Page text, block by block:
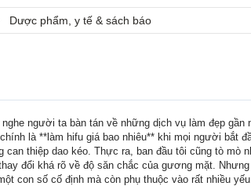
Dược phẩm, y tế & sách báo
người ta bàn tán về những dịch vụ làm đẹp gần
là **làm hifu giá bao nhiêu** khi mọi người bắt
thiệp dao kéo. Thực ra, ban đầu tôi cũng tò mò
đổi khá rõ về độ săn chắc của gương mặt. Nhưng
con số cố định mà còn phụ thuộc vào rất nhiều